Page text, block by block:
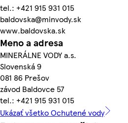
tel.: +421 915 931 015
baldovska@minvody.sk
www.baldovska.sk
Meno a adresa
MINERÁLNE VODY a.s.
Slovenská 9
081 86 Prešov
závod Baldovce 57
tel.: +421 915 931 015
Ukázať všetko Ochutené vody